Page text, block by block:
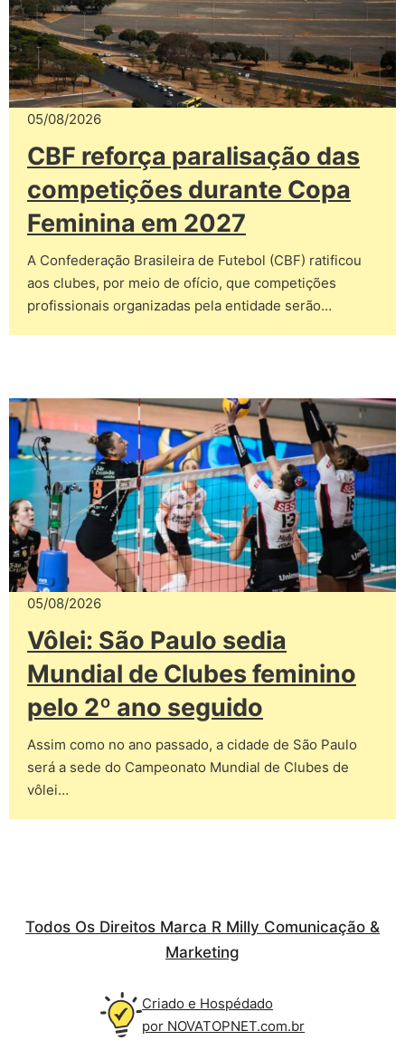
05/08/2026
CBF reforça paralisação das
competições durante Copa
Feminina em 2027
A Confederação Brasileira de Futebol (CBF) ratificou
aos clubes, por meio de ofício, que competições
profissionais organizadas pela entidade serão…
05/08/2026
Vôlei: São Paulo sedia
Mundial de Clubes feminino
pelo 2º ano seguido
Assim como no ano passado, a cidade de São Paulo
será a sede do Campeonato Mundial de Clubes de
vôlei…
Todos Os Direitos Marca R Milly Comunicação &
Marketing
Criado e Hospédado
por NOVATOPNET.com.br